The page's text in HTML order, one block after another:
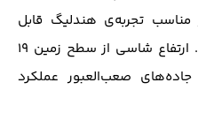
مناسب تجربه‌ی هندلیگ قابل
قبولی را از خود به‌جای می‌گذارد. ارتفاع شاسی از سطح زمین ۱۹
صعب‌العبور عملکرد